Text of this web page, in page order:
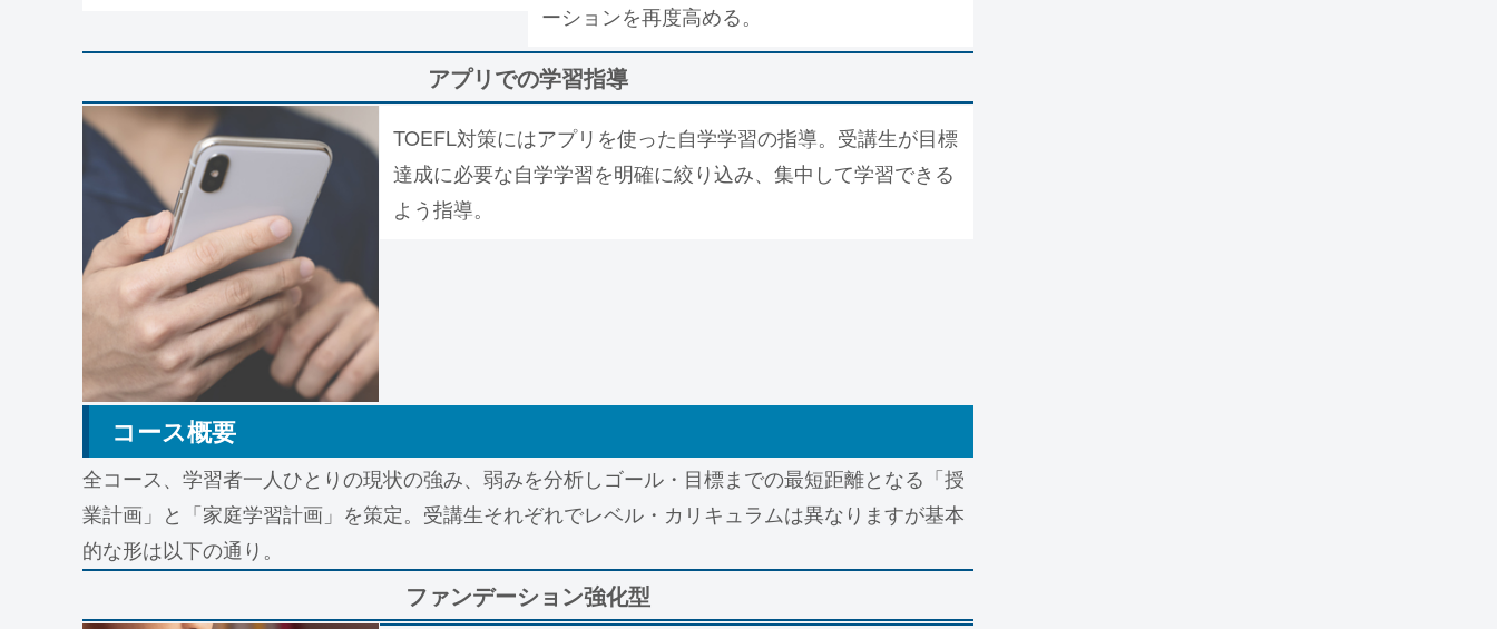
ーションを再度高める。
アプリでの学習指導
TOEFL対策にはアプリを使った自学学習の指導。受講生が目標
達成に必要な自学学習を明確に絞り込み、集中して学習できる
よう指導。
コース概要
全コース、学習者一人ひとりの現状の強み、弱みを分析しゴール・目標までの最短距離となる「授
業計画」と「家庭学習計画」を策定。受講生それぞれでレベル・カリキュラムは異なりますが基本
的な形は以下の通り。
ファンデーション強化型